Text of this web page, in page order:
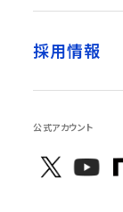
採用情報
公式アカウント